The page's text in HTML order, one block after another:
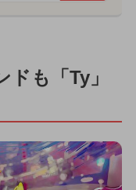
も「Ty」